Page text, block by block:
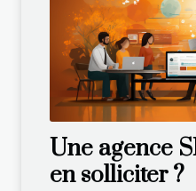
Une agence
en solliciter ?